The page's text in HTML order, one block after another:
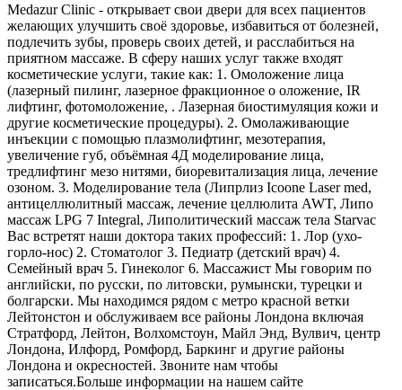
Medazur Clinic - открывает свои двери для всех пациентов
желающих улучшить своё здоровье, избавиться от болезней,
подлечить зубы, проверь своих детей, и расслабиться на
приятном массаже. В сферу наших услуг также входят
косметические услуги, такие как: 1. Омоложение лица
(лазерный пилинг, лазерное фракционное о оложение, IR
лифтинг, фотомоложение, . Лазерная биостимуляция кожи и
другие косметические процедуры). 2. Омолаживающие
инъекции с помощью плазмолифтинг, мезотерапия,
увеличение губ, объёмная 4Д моделирование лица,
тредлифтинг мезо нитями, биоревитализация лица, лечение
озоном. 3. Моделирование тела (Липрлиз Icoone Laser med,
антицеллюлитный массаж, лечение целлюлита AWT, Липо
массаж LPG 7 Integral, Липолитический массаж тела Starvac
Вас встретят наши доктора таких профессий: 1. Лор (ухо-
горло-нос) 2. Стоматолог 3. Педиатр (детский врач) 4.
Семейный врач 5. Гинеколог 6. Массажист Мы говорим по
английски, по русски, по литовски, румынски, турецки и
болгарски. Мы находимся рядом с метро красной ветки
Лейтонстон и обслуживаем все районы Лондона включая
Стратфорд, Лейтон, Волхомстоун, Майл Энд, Вулвич, центр
Лондона, Илфорд, Ромфорд, Баркинг и другие районы
Лондона и окресностей. Звоните нам чтобы
записаться.Больше информации на нашем сайте